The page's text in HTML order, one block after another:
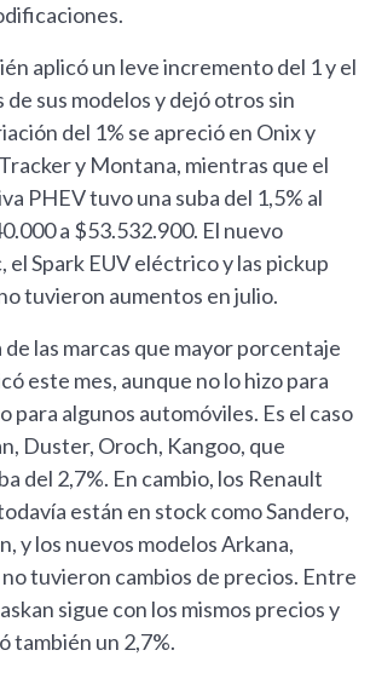
aplicó un leve incremento del 1 y el
de sus modelos y dejó otros sin
del 1% se apreció en Onix y
y Montana, mientras que el
PHEV tuvo una suba del 1,5% al
a $53.532.900. El nuevo
el Spark EUV eléctrico y las pickup
tuvieron aumentos en julio.
las marcas que mayor porcentaje
este mes, aunque no lo hizo para
para algunos automóviles. Es el caso
Duster, Oroch, Kangoo, que
del 2,7%. En cambio, los Renault
están en stock como Sandero,
y los nuevos modelos Arkana,
tuvieron cambios de precios. Entre
sigue con los mismos precios y
también un 2,7%.